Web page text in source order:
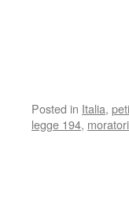
Posted in Italia,
legge 194,